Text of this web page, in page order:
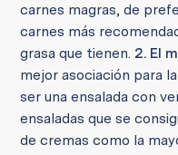
carnes magras, de
carnes más
grasa que tienen. 2. El
mejor asociación para
ser una ensalada con
ensaladas que se
de cremas como la